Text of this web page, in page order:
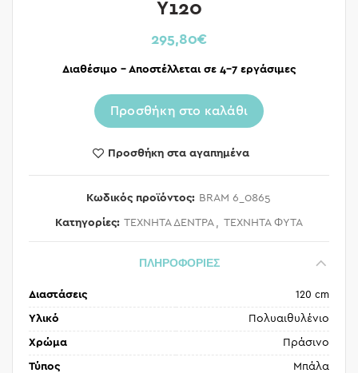
Υ120
295,80€
Διαθέσιμο – Αποστέλλεται σε 4-7 εργάσιμες
Προσθήκη στο καλάθι
Προσθήκη στα αγαπημένα
Κωδικός προϊόντος: BRAM 6_0865
Κατηγορίες: ΤΕΧΝΗΤΑ ΔΕΝΤΡΑ , ΤΕΧΝΗΤΑ ΦΥΤΑ
ΠΛΗΡΟΦΟΡΙΕΣ
Διαστάσεις 120 cm
Υλικό Πολυαιθυλένιο
Χρώμα Πράσινο
Τύπος Μπάλα